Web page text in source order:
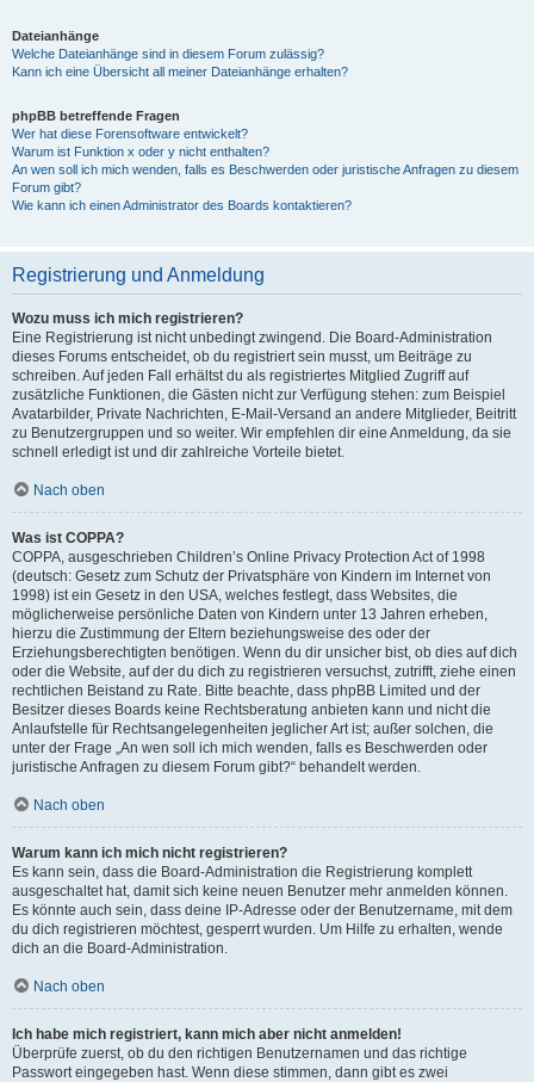
Dateianhänge
Welche Dateianhänge sind in diesem Forum zulässig?
Kann ich eine Übersicht all meiner Dateianhänge erhalten?
phpBB betreffende Fragen
Wer hat diese Forensoftware entwickelt?
Warum ist Funktion x oder y nicht enthalten?
An wen soll ich mich wenden, falls es Beschwerden oder juristische Anfragen zu diesem
Forum gibt?
Wie kann ich einen Administrator des Boards kontaktieren?
Registrierung und Anmeldung
Wozu muss ich mich registrieren?
Eine Registrierung ist nicht unbedingt zwingend. Die Board-Administration
dieses Forums entscheidet, ob du registriert sein musst, um Beiträge zu
schreiben. Auf jeden Fall erhältst du als registriertes Mitglied Zugriff auf
zusätzliche Funktionen, die Gästen nicht zur Verfügung stehen: zum Beispiel
Avatarbilder, Private Nachrichten, E-Mail-Versand an andere Mitglieder, Beitritt
zu Benutzergruppen und so weiter. Wir empfehlen dir eine Anmeldung, da sie
schnell erledigt ist und dir zahlreiche Vorteile bietet.
Nach oben
Was ist COPPA?
COPPA, ausgeschrieben Children’s Online Privacy Protection Act of 1998
(deutsch: Gesetz zum Schutz der Privatsphäre von Kindern im Internet von
1998) ist ein Gesetz in den USA, welches festlegt, dass Websites, die
möglicherweise persönliche Daten von Kindern unter 13 Jahren erheben,
hierzu die Zustimmung der Eltern beziehungsweise des oder der
Erziehungsberechtigten benötigen. Wenn du dir unsicher bist, ob dies auf dich
oder die Website, auf der du dich zu registrieren versuchst, zutrifft, ziehe einen
rechtlichen Beistand zu Rate. Bitte beachte, dass phpBB Limited und der
Besitzer dieses Boards keine Rechtsberatung anbieten kann und nicht die
Anlaufstelle für Rechtsangelegenheiten jeglicher Art ist; außer solchen, die
unter der Frage „An wen soll ich mich wenden, falls es Beschwerden oder
juristische Anfragen zu diesem Forum gibt?“ behandelt werden.
Nach oben
Warum kann ich mich nicht registrieren?
Es kann sein, dass die Board-Administration die Registrierung komplett
ausgeschaltet hat, damit sich keine neuen Benutzer mehr anmelden können.
Es könnte auch sein, dass deine IP-Adresse oder der Benutzername, mit dem
du dich registrieren möchtest, gesperrt wurden. Um Hilfe zu erhalten, wende
dich an die Board-Administration.
Nach oben
Ich habe mich registriert, kann mich aber nicht anmelden!
Überprüfe zuerst, ob du den richtigen Benutzernamen und das richtige
Passwort eingegeben hast. Wenn diese stimmen, dann gibt es zwei